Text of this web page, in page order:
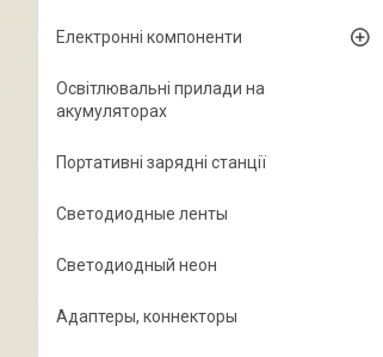
Електронні компоненти
Освітлювальні прилади на
акумуляторах
Портативні зарядні станції
Светодиодные ленты
Светодиодный неон
Адаптеры, коннекторы